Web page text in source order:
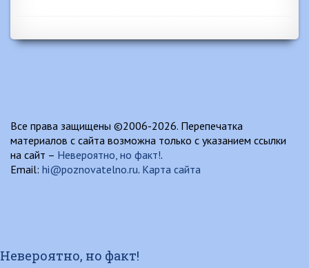
Все права защищены ©2006-2026. Перепечатка
материалов с сайта возможна только с указанием ссылки
на сайт – Невероятно, но факт!.
Email: hi@poznovatelno.ru. Карта сайта
Невероятно, но факт!